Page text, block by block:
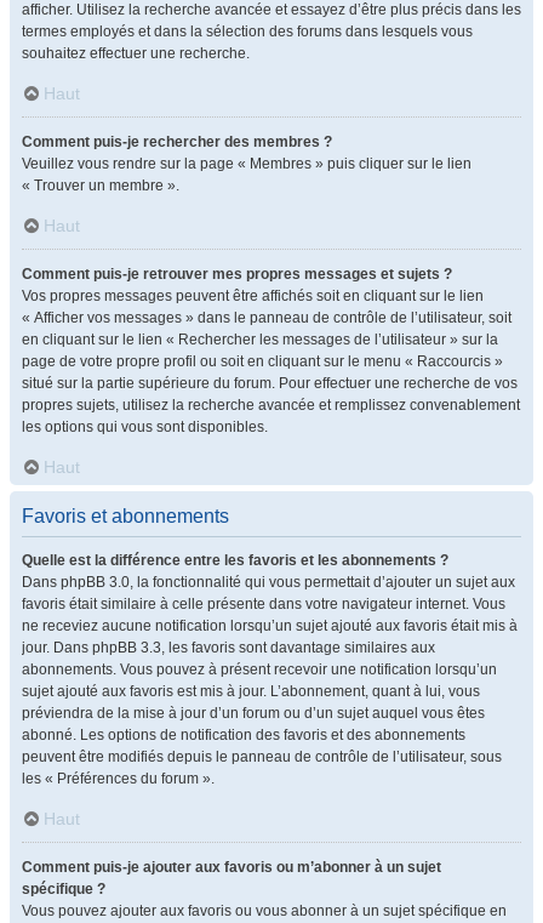
afficher. Utilisez la recherche avancée et essayez d’être plus précis dans les
termes employés et dans la sélection des forums dans lesquels vous
souhaitez effectuer une recherche.
Haut
Comment puis-je rechercher des membres ?
Veuillez vous rendre sur la page « Membres » puis cliquer sur le lien
« Trouver un membre ».
Haut
Comment puis-je retrouver mes propres messages et sujets ?
Vos propres messages peuvent être affichés soit en cliquant sur le lien
« Afficher vos messages » dans le panneau de contrôle de l’utilisateur, soit
en cliquant sur le lien « Rechercher les messages de l’utilisateur » sur la
page de votre propre profil ou soit en cliquant sur le menu « Raccourcis »
situé sur la partie supérieure du forum. Pour effectuer une recherche de vos
propres sujets, utilisez la recherche avancée et remplissez convenablement
les options qui vous sont disponibles.
Haut
Favoris et abonnements
Quelle est la différence entre les favoris et les abonnements ?
Dans phpBB 3.0, la fonctionnalité qui vous permettait d’ajouter un sujet aux
favoris était similaire à celle présente dans votre navigateur internet. Vous
ne receviez aucune notification lorsqu’un sujet ajouté aux favoris était mis à
jour. Dans phpBB 3.3, les favoris sont davantage similaires aux
abonnements. Vous pouvez à présent recevoir une notification lorsqu’un
sujet ajouté aux favoris est mis à jour. L’abonnement, quant à lui, vous
préviendra de la mise à jour d’un forum ou d’un sujet auquel vous êtes
abonné. Les options de notification des favoris et des abonnements
peuvent être modifiés depuis le panneau de contrôle de l’utilisateur, sous
les « Préférences du forum ».
Haut
Comment puis-je ajouter aux favoris ou m’abonner à un sujet
spécifique ?
Vous pouvez ajouter aux favoris ou vous abonner à un sujet spécifique en